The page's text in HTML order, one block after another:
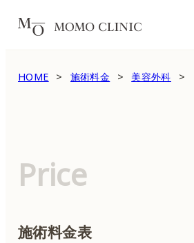
HOME 施術料金 美容外科
Price
施術料金表